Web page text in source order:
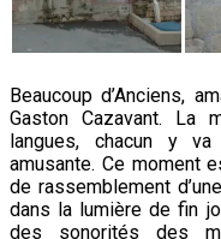
Beaucoup d’Anciens,
Gaston Cazavant. La
langues, chacun y
amusante. Ce moment
de rassemblement
dans la lumière de fin
des sonorités des